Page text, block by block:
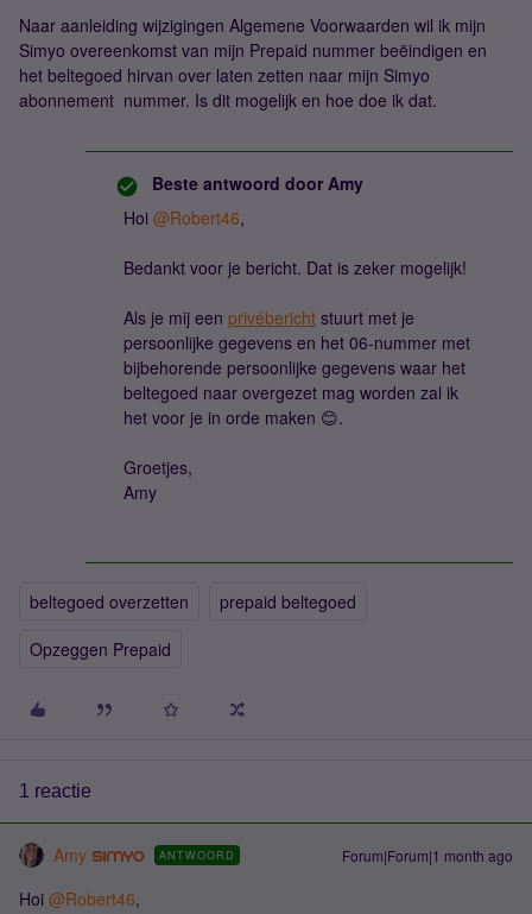
Naar aanleiding wijzigingen Algemene Voorwaarden wil ik mijn
Simyo overeenkomst van mijn Prepaid nummer beëindigen en
het beltegoed hirvan over laten zetten naar mijn Simyo
abonnement nummer. Is dit mogelijk en hoe doe ik dat.
Beste antwoord door Amy
Hoi ​ @Robert46,
Bedankt voor je bericht. Dat is zeker mogelijk!
Als je mij een privébericht stuurt met je
persoonlijke gegevens en het 06-nummer met
bijbehorende persoonlijke gegevens waar het
beltegoed naar overgezet mag worden zal ik
het voor je in orde maken 😊.
Groetjes,
Amy
beltegoed overzetten
prepaid beltegoed
Opzeggen Prepaid
1 reactie
Amy ANTWOORD Forum|Forum|1 month ago
Hoi ​ @Robert46,